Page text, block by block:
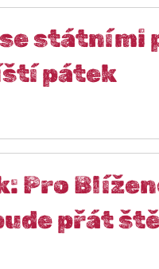
státními
pátek
Pro
přát